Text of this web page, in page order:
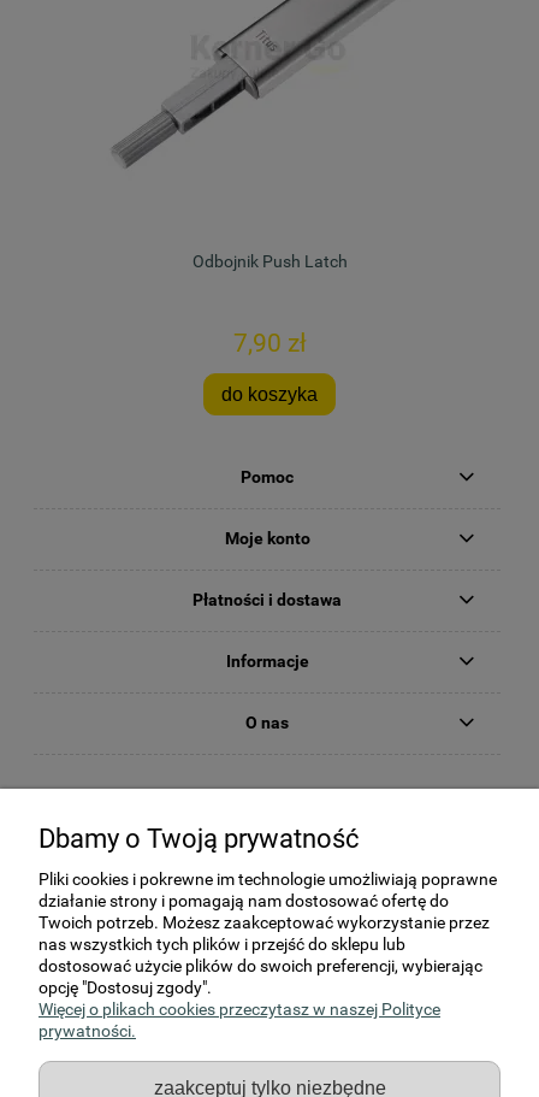
Odbojnik Push Latch
7,90 zł
do koszyka
Pomoc
Moje konto
Płatności i dostawa
Informacje
O nas
KORNER Sp. z o.o., Strzałków, ul Kochanowskiego 2c, 97-500
Radomsko
NIP: 772-19-66-570, REGON: 590740518, KRS 0000059842
Kapitał zakładowy: 3 605 000,- zł
Dbamy o Twoją prywatność
Pliki cookies i pokrewne im technologie umożliwiają poprawne
działanie strony i pomagają nam dostosować ofertę do
Twoich potrzeb. Możesz zaakceptować wykorzystanie przez
nas wszystkich tych plików i przejść do sklepu lub
dostosować użycie plików do swoich preferencji, wybierając
opcję "Dostosuj zgody".
Więcej o plikach cookies przeczytasz w naszej Polityce
prywatności.
zaakceptuj tylko niezbędne